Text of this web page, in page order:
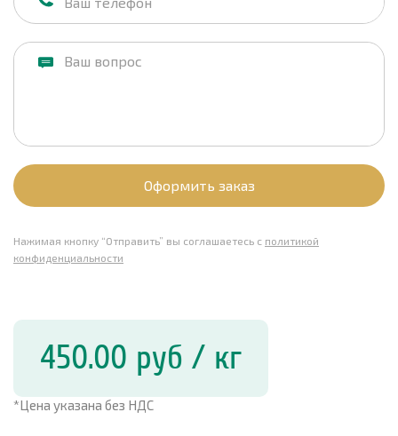
Оформить заказ
Нажимая кнопку “Отправить” вы соглашаетесь с политикой
конфиденциальности
450.00 руб / кг
*Цена указана без НДС